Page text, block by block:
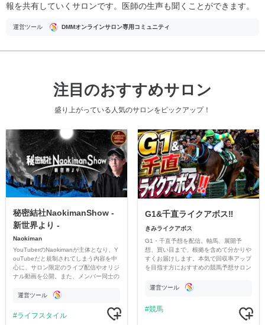
報を共有していくサロンです。医師の生声も聞くことができます。
運営ツール DMMオンラインサロン専用コミュニティ
注目のおすすめサロン
盛り上がっている人気のサロンをピックアップ！
秘密結社NaokimanShow -
新世界より -
Naokiman
YouTuberのNaokimanが主体となり、Y
ouTubeだと規制されてしまう内容を中
心に、サロン限定のライブ配信やオリジ
ナル動画を公開。また、メンバー同士の
ただいています。
運営ツール
ライフスタイル
G1&千直ライクアボス‼️
きみライクアボス
G1・千直予想を配信。軸馬、展開予
想、買い目まで、根拠を含めて分かりや
すくお届けします。本気で回収率アップ
を目指す方におすすめの競馬予想サロン
運営ツール
競馬